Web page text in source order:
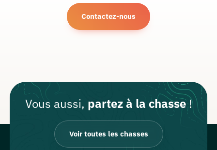
Contactez-nous
Vous aussi, partez à la chasse!
Voir toutes les chasses